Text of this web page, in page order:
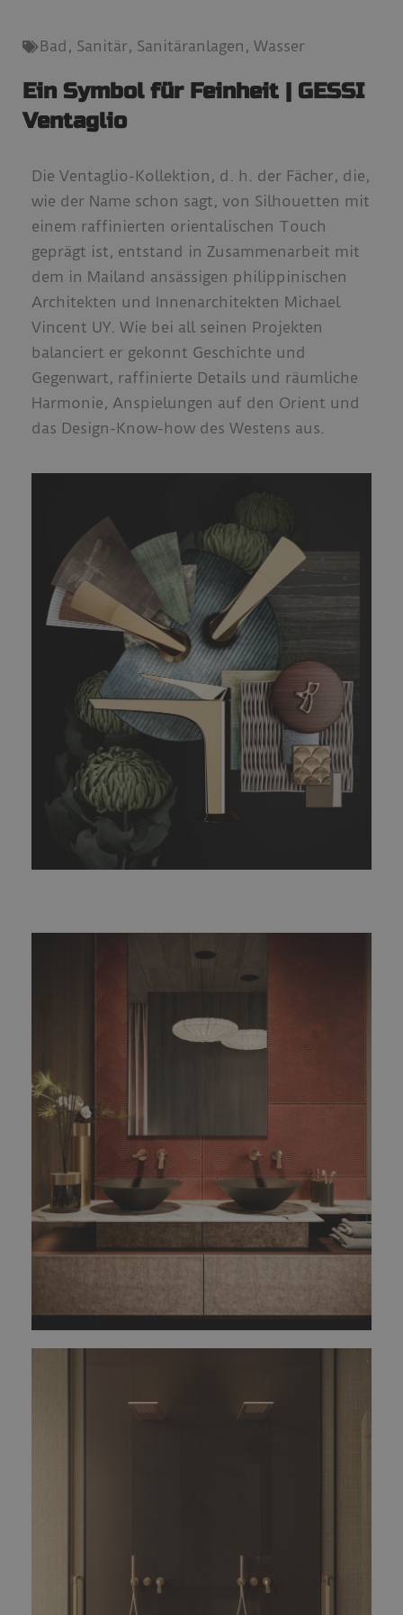
Bad , Sanitär, Sanitäranlagen , Wasser
Ein Symbol für Feinheit | GESSI
Ventaglio
Die Ventaglio-Kollektion, d. h. der Fächer, die,
wie der Name schon sagt, von Silhouetten mit
einem raffinierten orientalischen Touch
geprägt ist, entstand in Zusammenarbeit mit
dem in Mailand ansässigen philippinischen
Architekten und Innenarchitekten Michael
Vincent UY. Wie bei all seinen Projekten
balanciert er gekonnt Geschichte und
Gegenwart, raffinierte Details und räumliche
Harmonie, Anspielungen auf den Orient und
das Design-Know-how des Westens aus.